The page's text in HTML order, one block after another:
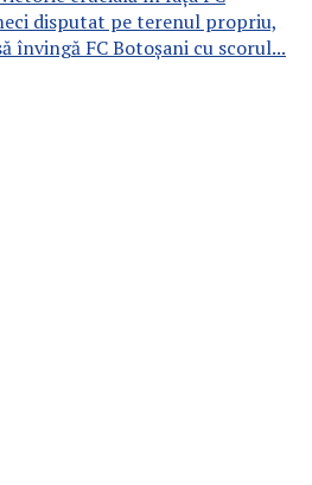
disputat pe terenul propriu,
învingă FC Botoșani cu scorul...